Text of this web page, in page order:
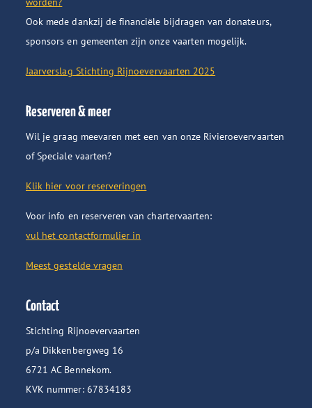
Ook mede dankzij de financiële bijdragen van donateurs,
sponsors en gemeenten zijn onze vaarten mogelijk.
Jaarverslag Stichting Rijnoevervaarten 2025
Reserveren & meer
Wil je graag meevaren met een van onze Rivieroevervaarten
of Speciale vaarten?
Klik hier voor reserveringen
Voor info en reserveren van chartervaarten:
vul het contactformulier in
Meest gestelde vragen
Contact
Stichting Rijnoevervaarten
p/a Dikkenbergweg 16
6721 AC Bennekom.
KVK nummer: 67834183